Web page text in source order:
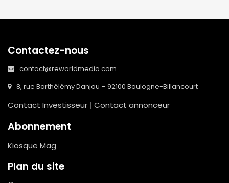
Contactez-nous
contact@reworldmedia.com
8, rue Barthélémy Danjou – 92100 Boulogne-Billancourt
Contact Investisseur | Contact annonceur
Abonnement
Kiosque Mag
Plan du site